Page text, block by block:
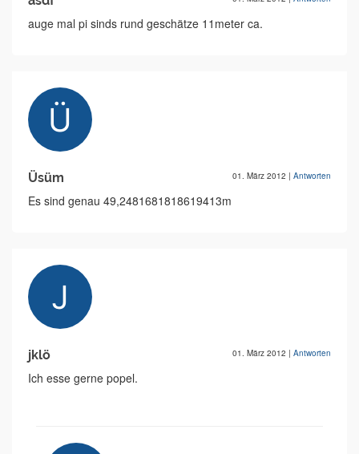
auge mal pi sinds rund geschätze 11meter ca.
Üsüm 01. März 2012 | Antworten
Es sind genau 49,2481681818619413m
jklö 01. März 2012 | Antworten
Ich esse gerne popel.